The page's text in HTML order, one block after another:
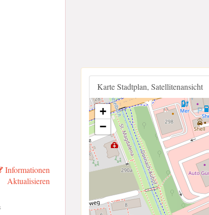
Informationen
Aktualisieren
Karte Stadtplan, Satellitenansicht
+
−